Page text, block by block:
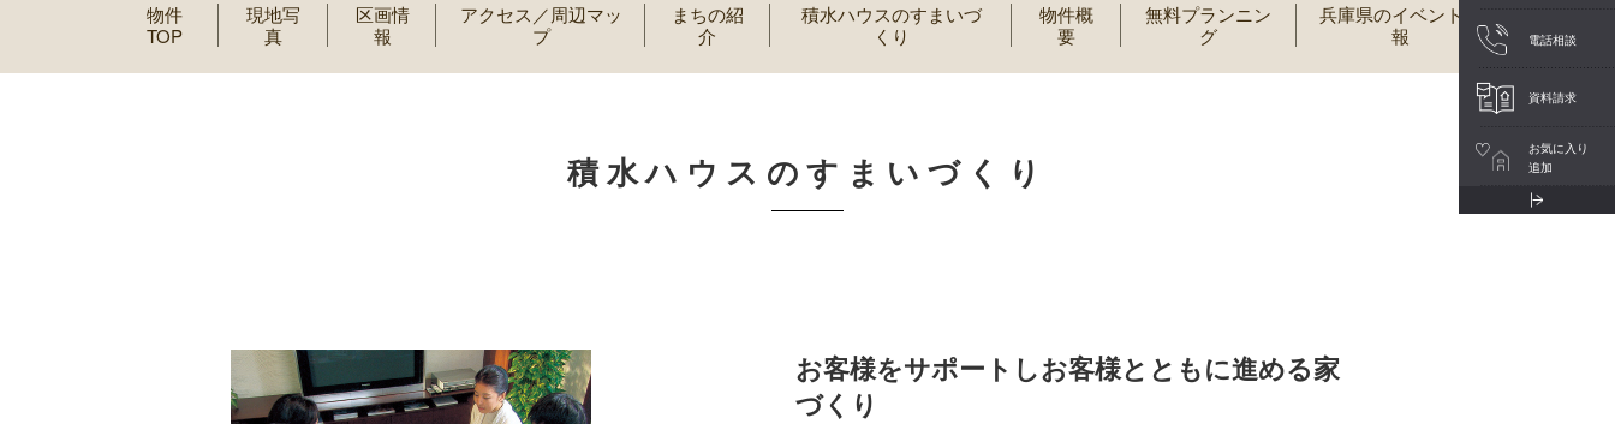
物件
TOP
現地写
真
区画情
報
アクセス／周辺マッ
プ
まちの紹
介
積水ハウスのすまいづ
くり
物件概
要
無料プランニン
グ
兵庫県のイベント情
報
積水ハウスのすまいづくり
お客様をサポートしお客様とともに進める家
づくり
電話相談
資料請求
お気に入り
追加